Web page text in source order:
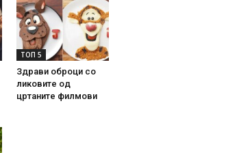
ТОП 5
Здрави оброци со
ликовите од
цртаните филмови